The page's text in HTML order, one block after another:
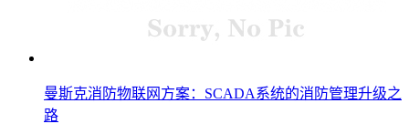
曼斯克消防物联网方案：SCADA系统的消防管理升级之
路